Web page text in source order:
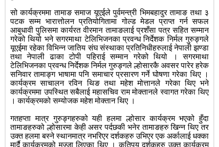
सो कार्यक्रममा तामाङ समाज यूएईले पुर्वमन्त्री भिमबहादुर तामाङ तथा ३
पटक सम्म भारात्तोलन प्रतियोगितामा गोल्ड मेडल प्राप्त गर्न सफल
आबुधावी पुलिसमा कार्यरत वीरमान तामाङलाई प्रशँसा पत्र सहित सम्मान
गरेको थियो भने सगरमाथा टेलिभिजनका प्रवन्ध निर्देशक निर्मल गुरुङ्गले
यूएईमा रहेका विभिन्न जातिय संघ संस्थाका प्रतिनिधीहरुलाई नेपाली झण्डा
तथा नेपाली ढाका टोपी पहिराई सम्मान गरेको थियो । सगरमाथा
टेलिभिजनका प्रवन्ध निर्देशक निर्मल गुरुङ्गले ल्होसारकै अवसर पारेर हरेक
सनिवार तामाङ्ग भाषामा पनि समाचार प्रसारण गर्ने घोषणा गरेका थिए ।
कार्यक्रम साचालन रविन थिङ तथा महेश मोत्तानले गरेका थिए भने
कार्यक्रममा उपस्थित सबैलाई महासचिव राम मोक्तानले स्वागत गरेका थिए
। कार्यक्रमको सम्योजक महेश मोक्तान थिए ।
गतहप्ता मात्र गुरुङ्गहरुको यही हलमा ल्होसार कार्यक्रम भएको हुँदा
तामाङहरुको ल्होसारमा केही असर पर्दछकी भनेर तामाङहरु खिन्न थिए तर
उक्त हलमा बस्ने स्थानमात्र नभरिएर दर्शकहरु उभिएर एक अर्कालाई धक्का
मार्दै कार्यक्रमको मज्जा लिएका थिए । कतिपय दर्शकहरु उक्त कार्यक्रम